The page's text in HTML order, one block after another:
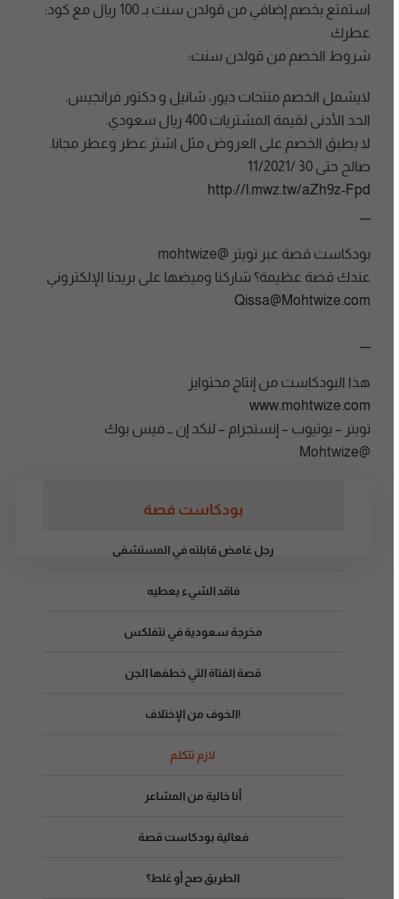
استمتع بخصم إضافي من قولدن سنت بـ 100 ريال مع كود:
عطرك
شروط الخصم من قولدن سنت:
لايشمل الخصم منتجات ديور، شانيل و دكتور فرانجيس.
الحد الأدنى لقيمة المشتريات 400 ريال سعودي.
لا يطبق الخصم على العروض مثل اشتر عطر وعطر مجانا.
صالح حتى 30 /11/2021
http://l.mwz.tw/aZh9z-Fpd
بودكاست قصة عبر تويتر @mohtwize
عندك قصة عظيمة؟ شاركنا وميضها على بريدنا الإلكتروني
Qissa@Mohtwize.com
هذا البودكاست من إنتاج محتوايز
www.mohtwize.com
تويتر – يوتيوب – إنستجرام – لنكد إن ــ فيس بوك
@Mohtwize
بودكاست قصة
رجل غامض قابلته في المستشفى
فاقد الشيء يعطيه
مخرجة سعودية في نتفلكس
قصة الفتاة التي خطفها الجن
!الخوف من الإختلاف
لازم تتكلم
أنا خالية من المشاعر
فعالية بودكاست قصة
الطريق صح أو غلط؟